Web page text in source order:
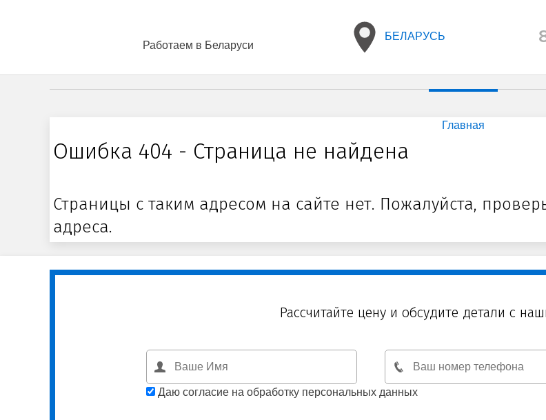
Работаем в Беларуси
БЕЛАРУСЬ
Главная
Ошибка 404 - Страница не найдена
Страницы с таким адресом на сайте нет. Пожалуйста,
адреса.
Рассчитайте цену и обсудите детали с
Даю согласие на обработку персональных данных